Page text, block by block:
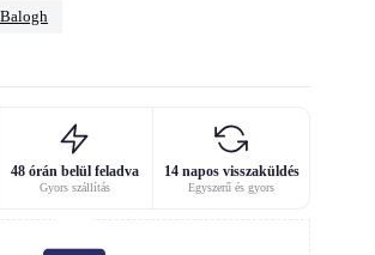
48 órán belül feladva
Gyors szállítás
14 napos visszaküldés
Egyszerű és gyors